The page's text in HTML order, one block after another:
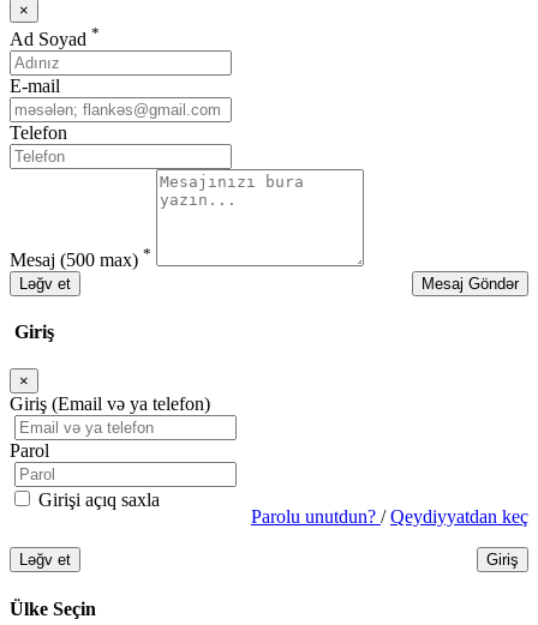
×
Bağla
Ad Soyad *
E-mail
Telefon
Mesaj (500 max) *
Ləğv et
Mesaj Göndər
Giriş
×
Bağla
Giriş (Email və ya telefon)
Parol
Girişi açıq saxla
Parolu unutdun? /Qeydiyyatdan keç
Ləğv et Giriş
Ülke Seçin